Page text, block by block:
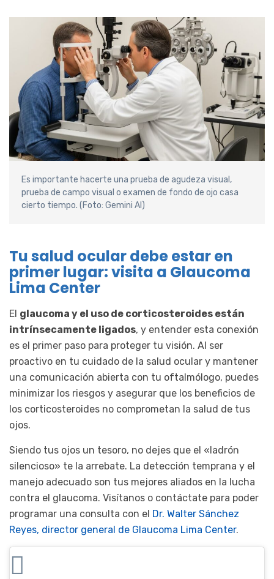
Es importante hacerte una prueba de agudeza visual,
prueba de campo visual o examen de fondo de ojo casa
cierto tiempo. (Foto: Gemini AI)
Tu salud ocular debe estar en
primer lugar: visita a Glaucoma
Lima Center
El glaucoma y el uso de corticosteroides están
intrínsecamente ligados, y entender esta conexión
es el primer paso para proteger tu visión. Al ser
proactivo en tu cuidado de la salud ocular y mantener
una comunicación abierta con tu oftalmólogo, puedes
minimizar los riesgos y asegurar que los beneficios de
los corticosteroides no comprometan la salud de tus
ojos.
Siendo tus ojos un tesoro, no dejes que el «ladrón
silencioso» te la arrebate. La detección temprana y el
manejo adecuado son tus mejores aliados en la lucha
contra el glaucoma. Visítanos o contáctate para poder
programar una consulta con el Dr. Walter Sánchez
Reyes, director general de Glaucoma Lima Center.